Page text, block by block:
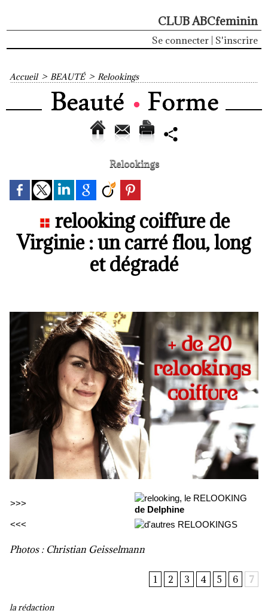
CLUB ABCfeminin
Se connecter S'inscrire
Accueil > BEAUTÉ > Relookings
Relookings
relooking coiffure de
Virginie : un carré flou, long
et dégradé
>>>
de Delphine
<<<
Photos : Christian Geisselmann
1 2 3 4 5 6 7
la rédaction